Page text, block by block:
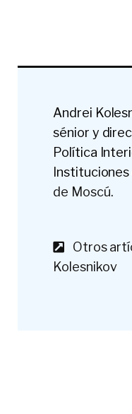
Andrei
sénior y
Política
Instituciones
de Moscú.
Otros
Kolesnikov